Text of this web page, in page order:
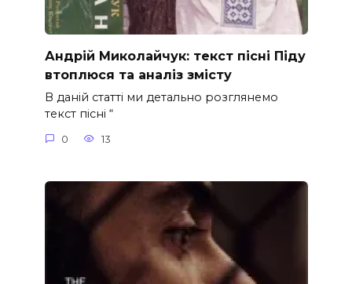
Андрій Миколайчук: текст пісні Піду
втоплюся та аналіз змісту
В даній статті ми детально розглянемо
текст пісні “
0 13